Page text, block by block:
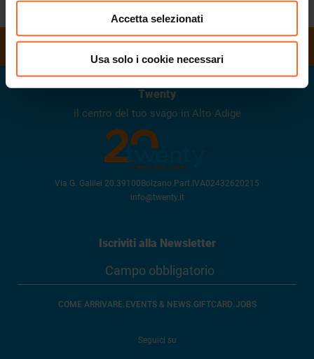
Accetta selezionati
Usa solo i cookie necessari
Twenty
il centro del tuo svago in Alto Adige
Via G. Galilei 20.39100 Bolzano. Part.IVA02432620215
info@twenty.it
Iscriviti alla Newsletter
COME ARRIVARE.EVENTS & NEWS.GIFTCARD.JOBS
Seguici su